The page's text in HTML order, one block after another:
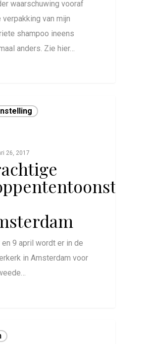
waarschuwing vooraf
verpakking van mijn
shampoo ineens
anders. Zie hier…
26, 2017
en 9 april wordt er in de
in Amsterdam voor